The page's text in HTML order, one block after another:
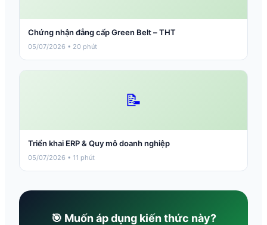
Chứng nhận đẳng cấp Green Belt – THT
05/07/2026 • 20 phút
📝
Triển khai ERP & Quy mô doanh nghiệp
05/07/2026 • 11 phút
🎯 Muốn áp dụng kiến thức này?